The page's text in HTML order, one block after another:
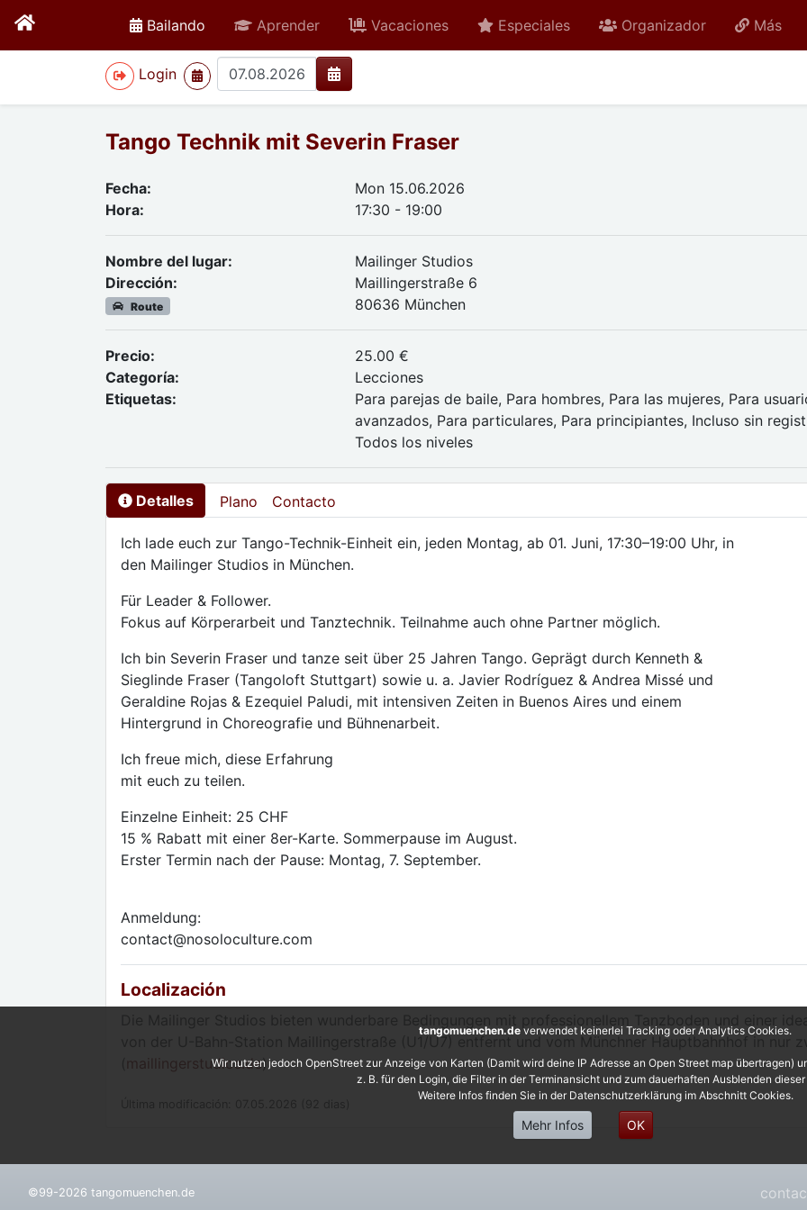
Bailando active Aprender Vacaciones Especiales Organizador Más
Login
>
Tango Technik mit Severin Fraser
Fecha:
Mon 15.06.2026
Hora:
17:30 - 19:00
Nombre del lugar:
Mailinger Studios
Dirección:
Route
Maillingerstraße 6
80636 München
Precio:
25.00 €
Categoría:
Lecciones
Etiquetas:
Para parejas de baile, Para hombres, Para las mujeres, Para
avanzados, Para particulares, Para principiantes, Incluso sin
Todos los niveles
Detalles Plano Contacto
Ich lade euch zur Tango-Technik-Einheit ein, jeden Montag, ab 01. Juni, 17:30–19:00 Uhr, in
den Mailinger Studios in München.
Für Leader & Follower.
Fokus auf Körperarbeit und Tanztechnik. Teilnahme auch ohne Partner möglich.
Ich bin Severin Fraser und tanze seit über 25 Jahren Tango. Geprägt durch Kenneth &
Sieglinde Fraser (Tangoloft Stuttgart) sowie u. a. Javier Rodríguez & Andrea Missé und
Geraldine Rojas & Ezequiel Paludi, mit intensiven Zeiten in Buenos Aires und einem
Hintergrund in Choreografie und Bühnenarbeit.
Ich freue mich, diese Erfahrung
mit euch zu teilen.
Einzelne Einheit: 25 CHF
15 % Rabatt mit einer 8er-Karte. Sommerpause im August.
Erster Termin nach der Pause: Montag, 7. September.
Anmeldung:
contact@nosoloculture.com
Localización
von der U-Bahn-Station Maillingerstraße (U1/U7) entfernt und vom Münchner Hauptbahnhof in nur
maillingerstudios.de)
©99-2026 tangomuenchen.de
tangomuenchen.de verwendet keinerlei Tracking oder Analytics Cookies.
Wir nutzen jedoch OpenStreet zur Anzeige von Karten (Damit wird deine IP Adresse an Open Street map übertragen)
z. B. für den Login, die Filter in der Terminansicht und zum dauerhaften Ausblenden
Weitere Infos finden Sie in der Datenschutzerklärung im Abschnitt Cookies.
Mehr Infos OK